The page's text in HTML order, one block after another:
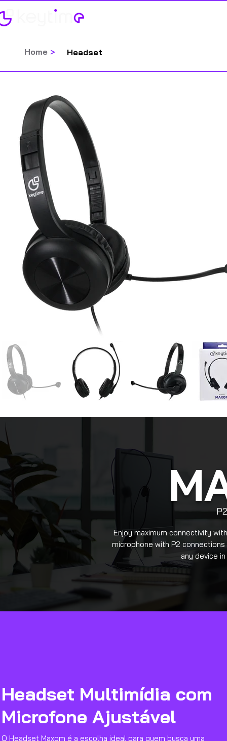
Home > Headset
Enjoy maximum connectivity
microphone with P2
any device
Headset Multimídia com
Microfone Ajustável
O Headset Maxom é a escolha ideal para quem busca uma